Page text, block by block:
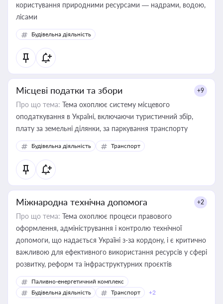
користування природними ресурсами — надрами, водою,
лісами
Будівельна діяльність
Місцеві податки та збори +9
Про що тема: Тема охоплює систему місцевого
оподаткування в Україні, включаючи туристичний збір,
плату за земельні ділянки, за паркування транспорту
Будівельна діяльність Транспорт
Міжнародна технічна допомога +2
Про що тема: Тема охоплює процеси правового
оформлення, адміністрування і контролю технічної
допомоги, що надається Україні з-за кордону, і є критично
важливою для ефективного використання ресурсів у сфері
розвитку, реформ та інфраструктурних проєктів
Паливно-енергетичний комплекс
Будівельна діяльність
Транспорт +2